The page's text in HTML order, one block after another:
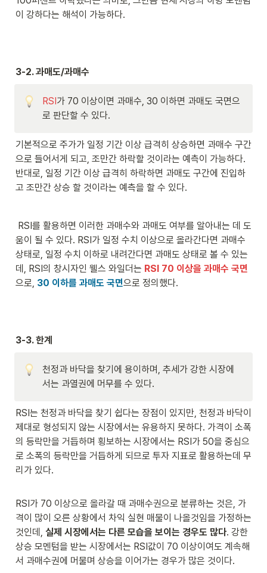
이 강하다는 해석이 가능하다.
3-2. 과매도/과매수
RSI가 70 이상이면 과매수, 30 이하면 과매도 국면으
로 판단할 수 있다.
기본적으로 주가가 일정 기간 이상 급격히 상승하면 과매수 구간
으로 들어서게 되고, 조만간 하락할 것이라는 예측이 가능하다.
반대로, 일정 기간 이상 급격히 하락하면 과매도 구간에 진입하
고 조만간 상승 할 것이라는 예측을 할 수 있다.
움이 될 수 있다. RSI가 일정 수치 이상으로 올라간다면 과매수
상태로, 일정 수치 이하로 내려간다면 과매도 상태로 볼 수 있는
데, RSI의 창시자인 웰스 와일더는 RSI 70 이상을 과매수 국면
으로, 30 이하를 과매도 국면으로 정의했다.
3-3. 한계
천정과 바닥을 찾기에 용이하며, 추세가 강한 시장에
서는 과열권에 머무를 수 있다.
RSI는 천정과 바닥을 찾기 쉽다는 장점이 있지만, 천정과 바닥이
제대로 형성되지 않는 시장에서는 유용하지 못하다. 가격이 소폭
의 등락만을 거듭하며 횡보하는 시장에서는 RSI가 50을 중심으
로 소폭의 등락만을 거듭하게 되므로 투자 지표로 활용하는데 무
리가 있다.
RSI가 70 이상으로 올라갈 때 과매수권으로 분류하는 것은, 가
격이 많이 오른 상황에서 차익 실현 매물이 나올것임을 가정하는
것인데, 실제 시장에서는 다른 모습을 보이는 경우도 많다. 강한
상승 모멘텀을 받는 시장에서는 RSI값이 70 이상이여도 계속해
서 과매수권에 머물며 상승을 이어가는 경우가 많은 것이다.